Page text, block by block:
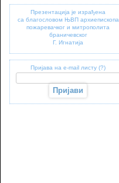
Презентација је израђена
са благословом ЊВП архиепископа
пожаревачког и митрополита
браничевског
Г. Игнатија
Пријава на e-mail листу (?)